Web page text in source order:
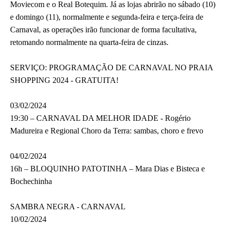
Moviecom e o Real Botequim. Já as lojas abrirão no sábado (10)
e domingo (11), normalmente e segunda-feira e terça-feira de
Carnaval, as operações irão funcionar de forma facultativa,
retomando normalmente na quarta-feira de cinzas.
SERVIÇO: PROGRAMAÇÃO DE CARNAVAL NO PRAIA
SHOPPING 2024 - GRATUITA!
03/02/2024
19:30 – CARNAVAL DA MELHOR IDADE - Rogério
Madureira e Regional Choro da Terra: sambas, choro e frevo
04/02/2024
16h – BLOQUINHO PATOTINHA – Mara Dias e Bisteca e
Bochechinha
SAMBRA NEGRA - CARNAVAL
10/02/2024